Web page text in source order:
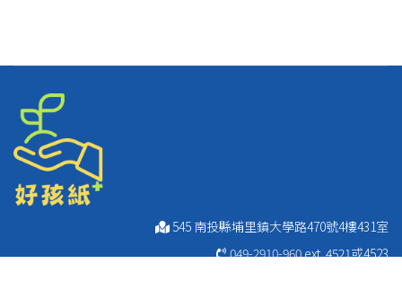
545 南投縣埔里鎮大學路470號4樓431室
049-2910-960ext. 4521或4523